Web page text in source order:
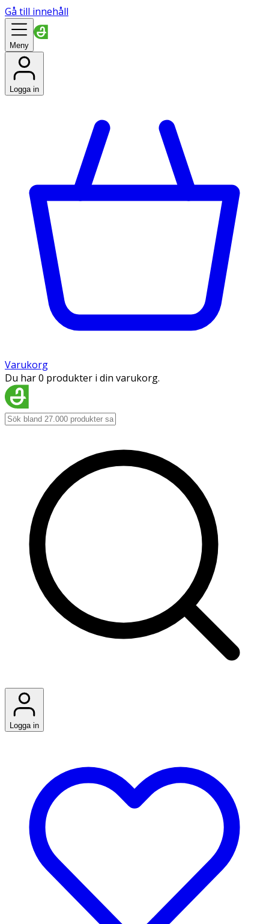
Gå till innehåll
Meny
Logga in
Varukorg
Du har 0 produkter i din varukorg.
Logga in